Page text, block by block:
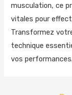
musculation, ce
vitales pour
Transformez
technique
vos performances.